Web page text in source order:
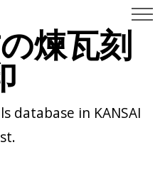
煉瓦刻
database in KANSAI